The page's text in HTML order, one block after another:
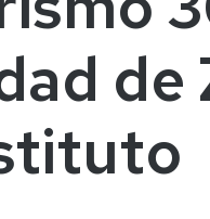
Grado
Filología
Hispánica
Grado
en
Filosofía
U.
Ciencia
y
Tecnología
de
la
Información
Ceremonial
Organización
de
Eventos
Máster
de
Doctorado
Fin
Acceso
Admisión
Grado
Máster
de